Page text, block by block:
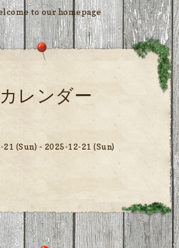
to our homepage
カレンダー
21 (Sun) - 2025-12-21 (Sun)